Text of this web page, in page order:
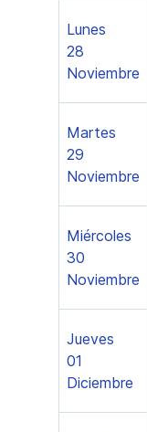
Lunes
28
Noviembre
Martes
29
Noviembre
Miércoles
30
Noviembre
Jueves
01
Diciembre